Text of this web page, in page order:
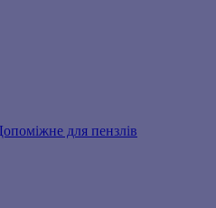
для пензлів